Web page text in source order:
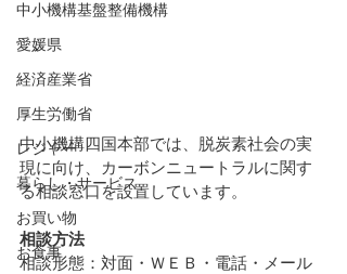
中小機構基盤整備機構
愛媛県
経済産業省
厚生労働省
レジャー
暮らし・サービス
お買い物
お食事
中小機構四国本部では、脱炭素社会の実
現に向け、カーボンニュートラルに関す
る相談窓口を設置しています。
相談方法
相談形態：対面・ＷＥＢ・電話・メール